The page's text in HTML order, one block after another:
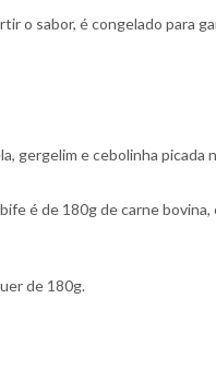
o sabor, é congelado para
gergelim e cebolinha picada
é de 180g de carne
de 180g.